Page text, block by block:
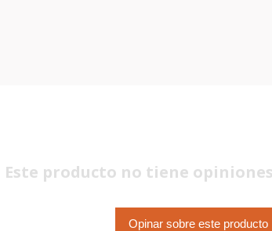
Este producto no tiene
Opinar sobre este producto